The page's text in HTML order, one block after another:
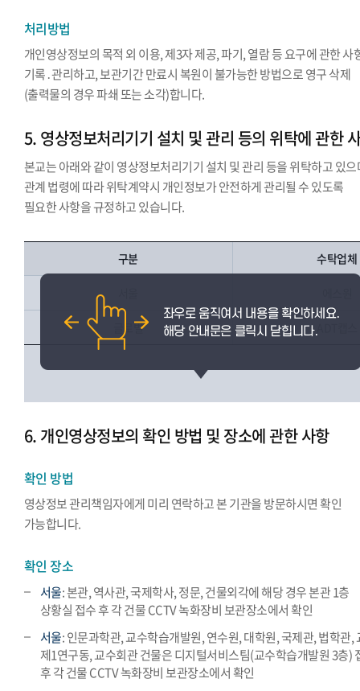
처리방법
개인영상정보의 목적 외 이용, 제3자 제공, 파기, 열람 등 요구에 관한 사
기록․관리하고, 보관기간 만료시 복원이 불가능한 방법으로 영구 삭제
(출력물의 경우 파쇄 또는 소각)합니다.
5. 영상정보처리기기 설치 및 관리 등의 위탁에 관한
본교는 아래와 같이 영상정보처리기기 설치 및 관리 등을 위탁하고 있
관계 법령에 따라 위탁계약시 개인정보가 안전하게 관리될 수 있도록
필요한 사항을 규정하고 있습니다.
구분 수탁업체
글로벌
6. 개인영상정보의 확인 방법 및 장소에 관한 사항
확인 방법
영상정보 관리책임자에게 미리 연락하고 본 기관을 방문하시면 확인
가능합니다.
확인 장소
서울: 본관, 역사관, 국제학사, 정문, 건물외각에 해당 경우 본관 1층
상황실 접수 후 각 건물 CCTV 녹화장비 보관장소에서 확인
서울: 인문과학관, 교수학습개발원, 연수원, 대학원, 국제관, 법학관,
제1연구동, 교수회관 건물은 디지털서비스팀(교수학습개발원 3층)
후 각 건물 CCTV 녹화장비 보관장소에서 확인